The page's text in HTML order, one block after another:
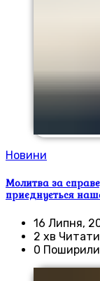
Новини
Молитва за
приєднується
16 Липня,
2 хв Читати
0 Поширили